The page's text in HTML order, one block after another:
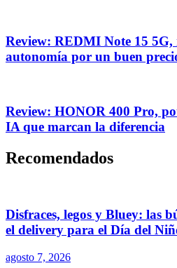
Review: REDMI Note 15 5G,
autonomía por un buen
Review: HONOR 400 Pro,
IA que marcan la diferencia
Recomendados
Disfraces, legos y Bluey: las
el delivery para el Día del
agosto 7, 2026